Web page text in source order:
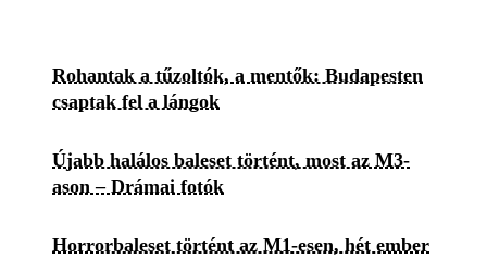
Rohantak a tűzoltók, a mentők: Budapesten
csaptak fel a lángok
Újabb halálos baleset történt, most az M3-
ason – Drámai fotók
Horrorbaleset történt az M1-esen, hét ember